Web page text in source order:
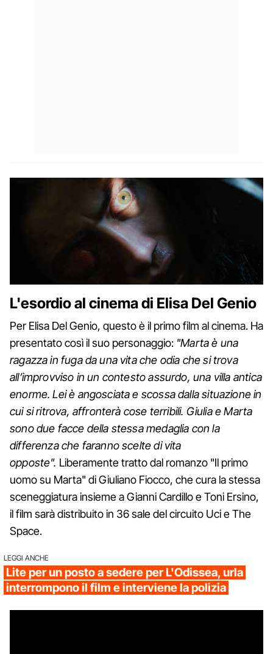
L'esordio al cinema di Elisa Del Genio
Per Elisa Del Genio, questo è il primo film al cinema. Ha
presentato così il suo personaggio: "Marta è una
ragazza in fuga da una vita che odia che si trova
all’improvviso in un contesto assurdo, una villa antica
enorme. Lei è angosciata e scossa dalla situazione in
cui si ritrova, affronterà cose terribili. Giulia e Marta
sono due facce della stessa medaglia con la
differenza che faranno scelte di vita
opposte". Liberamente tratto dal romanzo "Il primo
uomo su Marta" di Giuliano Fiocco, che cura la stessa
sceneggiatura insieme a Gianni Cardillo e Toni Ersino,
il film sarà distribuito in 36 sale del circuito Uci e The
Space.
LEGGI ANCHE
Lite per un posto a sedere per L'Odissea, urla
interrompono il film e interviene la polizia